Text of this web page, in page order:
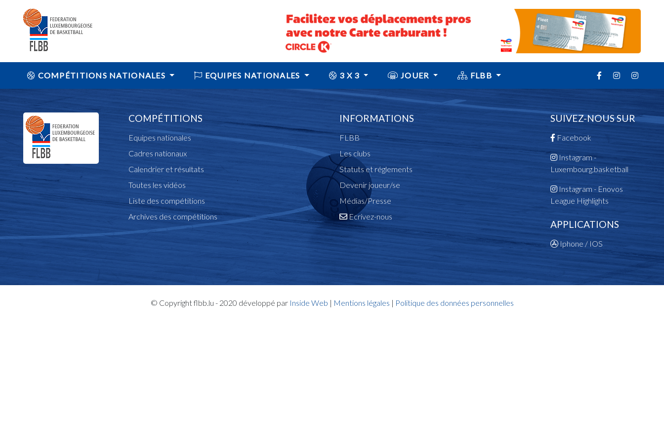
COMPÉTITIONS NATIONALES EQUIPES NATIONALES 3 X 3 JOUER FLBB
COMPÉTITIONS
Equipes nationales
Cadres nationaux
Calendrier et résultats
Toutes les vidéos
Liste des compétitions
Archives des compétitions
INFORMATIONS
FLBB
Les clubs
Statuts et réglements
Devenir joueur/se
Médias/Presse
Ecrivez-nous
SUIVEZ-NOUS SUR
Facebook
Instagram -
Luxembourg.basketball
Instagram - Enovos
League Highlights
APPLICATIONS
Iphone / IOS
© Copyright flbb.lu - 2020 développé par Inside Web | Mentions légales | Politique des données personnelles